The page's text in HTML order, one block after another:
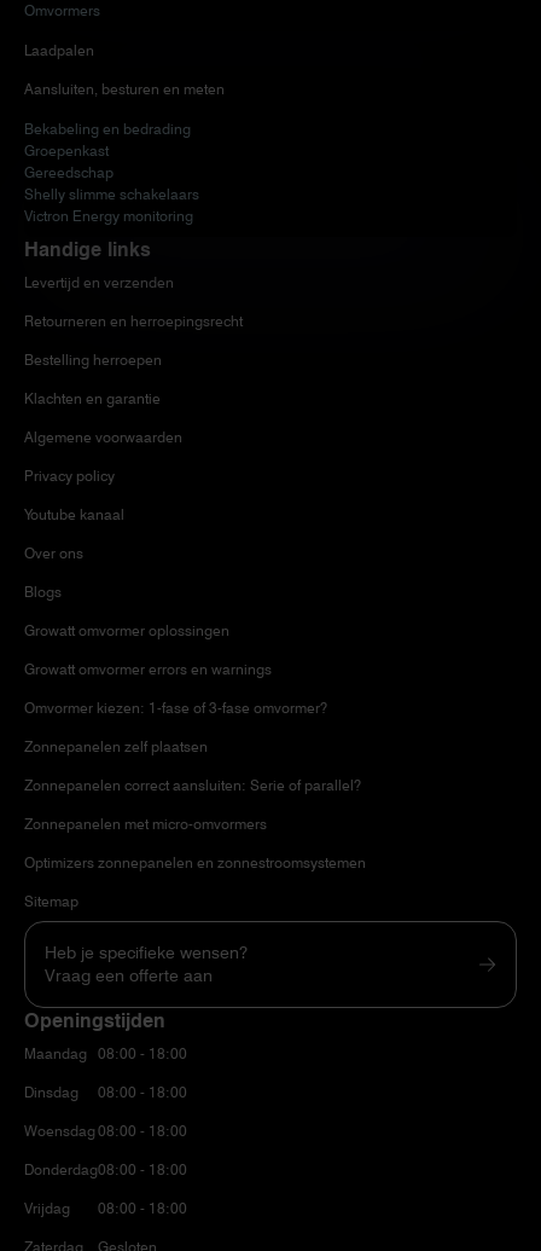
Omvormers
Laadpalen
Aansluiten, besturen en meten
Bekabeling en bedrading
Groepenkast
Gereedschap
Shelly slimme schakelaars
Victron Energy monitoring
Handige links
Levertijd en verzenden
Retourneren en herroepingsrecht
Bestelling herroepen
Klachten en garantie
Algemene voorwaarden
Privacy policy
Youtube kanaal
Over ons
Blogs
Growatt omvormer oplossingen
Growatt omvormer errors en warnings
Omvormer kiezen: 1-fase of 3-fase omvormer?
Zonnepanelen zelf plaatsen
Zonnepanelen correct aansluiten: Serie of parallel?
Zonnepanelen met micro-omvormers
Optimizers zonnepanelen en zonnestroomsystemen
Sitemap
Heb je specifieke wensen?
Vraag een offerte aan
Openingstijden
Maandag
Dinsdag
Woensdag
Donderdag
Vrijdag
Zaterdag
08:00 - 18:00
08:00 - 18:00
08:00 - 18:00
08:00 - 18:00
08:00 - 18:00
Gesloten